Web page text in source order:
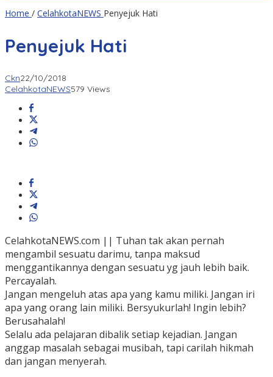
Home / CelahkotaNEWS Penyejuk Hati
Penyejuk Hati
Ckn22/10/2018
CelahkotaNEWS579 Views
CelahkotaNEWS.com || Tuhan tak akan pernah
mengambil sesuatu darimu, tanpa maksud
menggantikannya dengan sesuatu yg jauh lebih baik.
Percayalah.
Jangan mengeluh atas apa yang kamu miliki. Jangan iri
apa yang orang lain miliki. Bersyukurlah! Ingin lebih?
Berusahalah!
Selalu ada pelajaran dibalik setiap kejadian. Jangan
anggap masalah sebagai musibah, tapi carilah hikmah
dan jangan menyerah.